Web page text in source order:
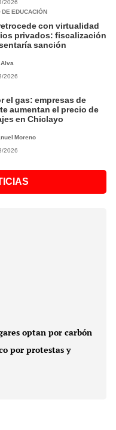
2026
DE EDUCACIÓN
con virtualidad
privados: fiscalización
sanción
2026
el gas: empresas de
aumentan el precio de
en Chiclayo
Moreno
2026
optan por carbón
por protestas y